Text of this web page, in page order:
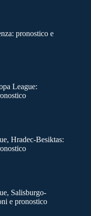
pronostico e
League:
Hradec-Besiktas:
Salisburgo-
e pronostico